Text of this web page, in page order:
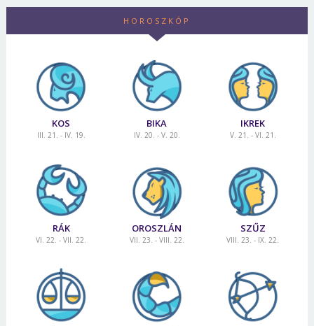
HOROSZKÓP
KOS
III. 21. - IV. 19.
BIKA
IV. 20. - V. 20.
IKREK
V. 21. - VI. 21.
RÁK
VI. 22. - VII. 22.
OROSZLÁN
VII. 23. - VIII. 22.
SZŰZ
VIII. 23. - IX. 22.